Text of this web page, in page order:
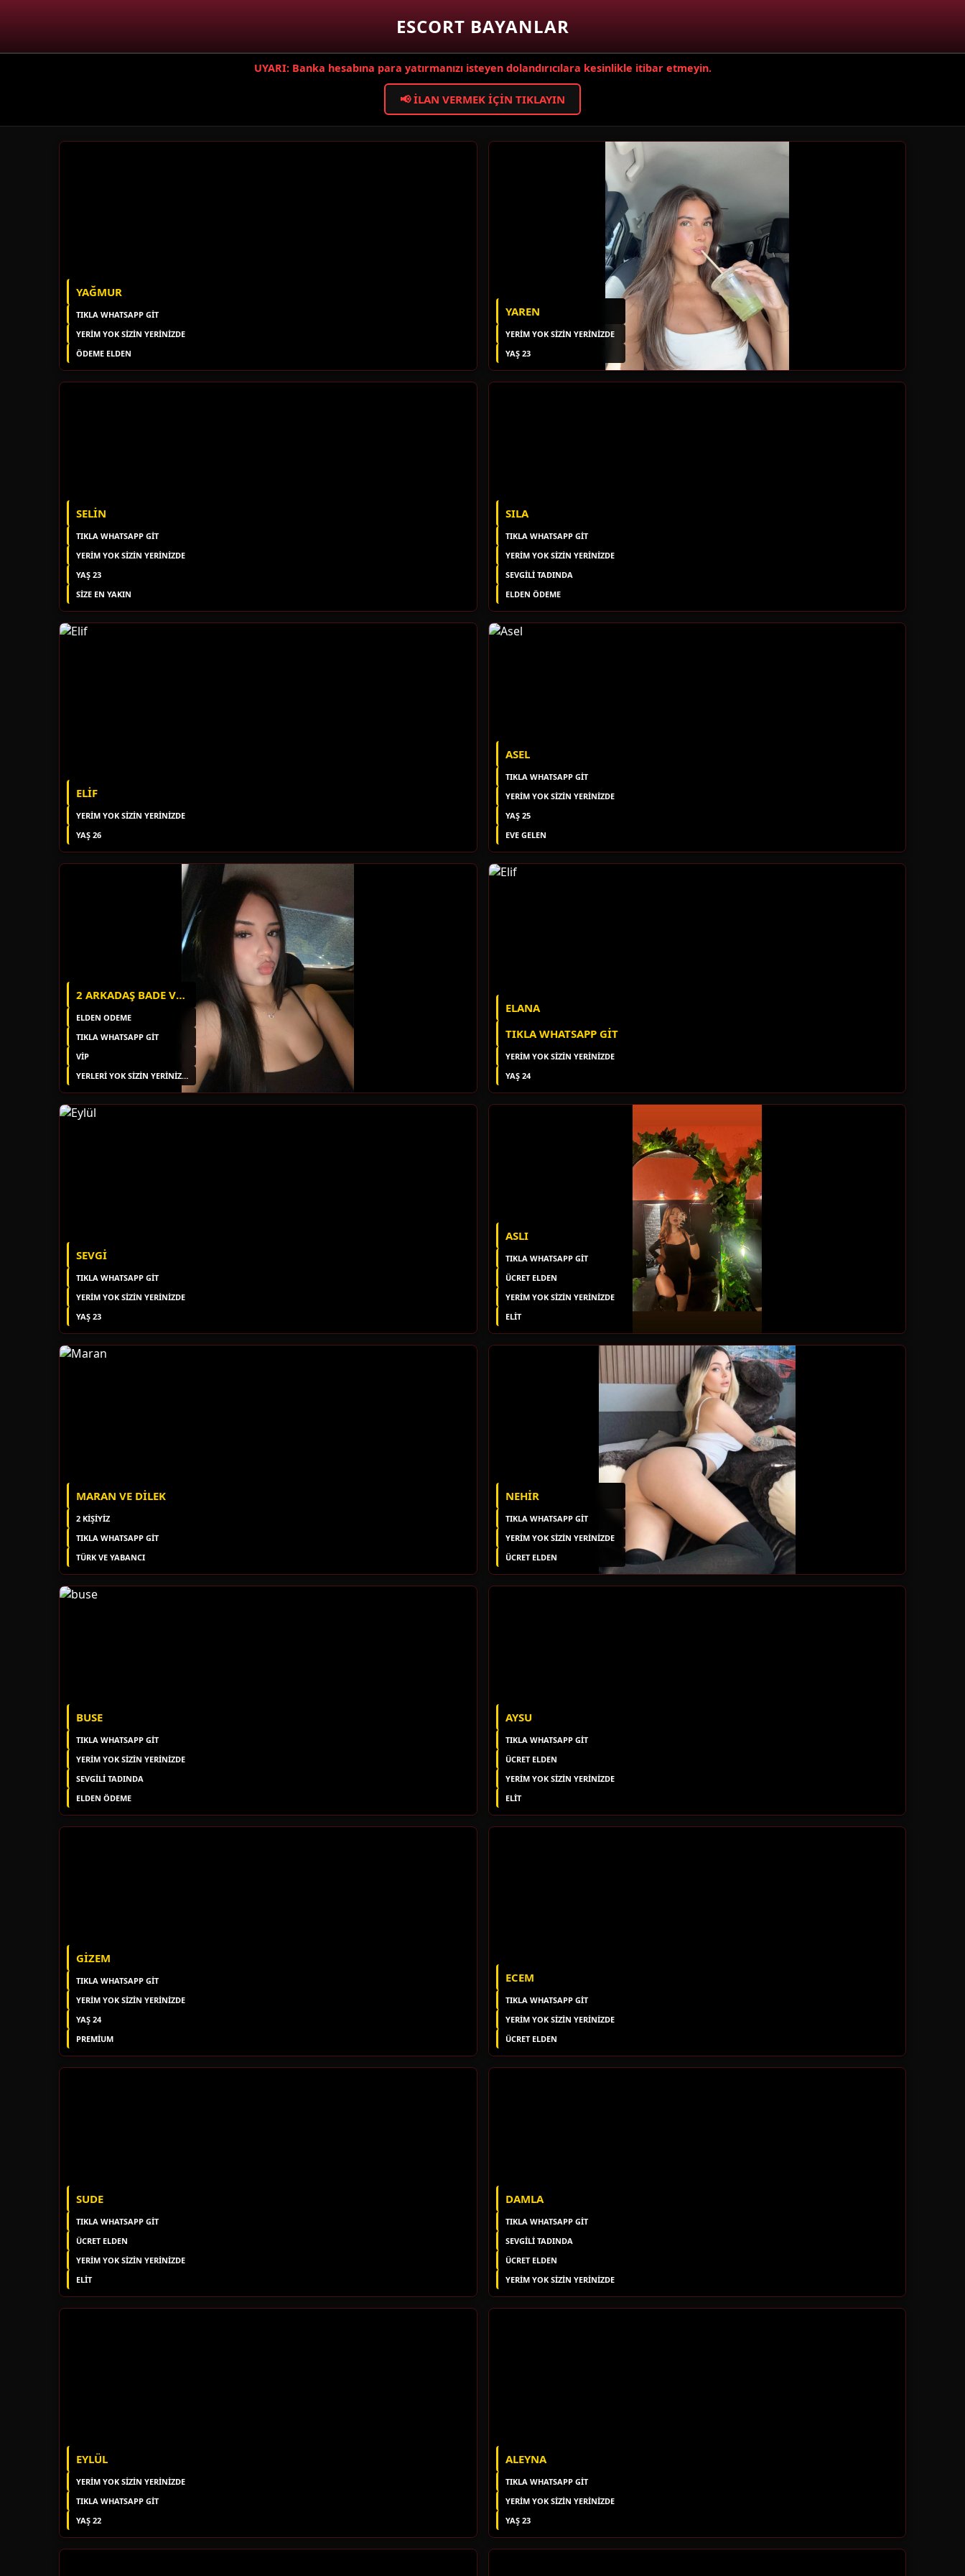
ESCORT BAYANLAR
UYARI: Banka hesabına para yatırmanızı isteyen dolandırıcılara kesinlikle itibar etmeyin.
📢 İLAN VERMEK İÇIN TIKLAYIN
YAĞMUR
TIKLA WHATSAPP GİT
YERIM YOK SIZIN YERINIZDE
ÖDEME ELDEN
YAREN
YERIM YOK SIZIN YERINIZDE
YAŞ 23
SELIN
TIKLA WHATSAPP GİT
YERIM YOK SIZIN YERINIZDE
YAŞ 23
SIZE EN YAKIN
SILA
TIKLA WHATSAPP GİT
YERIM YOK SIZIN YERINIZDE
SEVGİLİ TADINDA
ELDEN ÖDEME
ELIF
YERIM YOK SIZIN YERINIZDE
YAŞ 26
ASEL
TIKLA WHATSAPP GİT
YERIM YOK SIZIN YERINIZDE
YAŞ 25
EVE GELEN
2 ARKADAŞ BADE VE SAMIRA
ELDEN ODEME
TIKLA WHATSAPP GİT
VİP
YERLERI YOK SIZIN YERINIZDE
ELANA
TIKLA WHATSAPP GIT
YERIM YOK SIZIN YERINIZDE
YAŞ 24
SEVGI
TIKLA WHATSAPP GİT
YERIM YOK SIZIN YERINIZDE
YAŞ 23
ASLI
TIKLA WHATSAPP GİT
ÜCRET ELDEN
YERIM YOK SIZIN YERINIZDE
ELIT
MARAN VE DILEK
2 KIŞIYIZ
TIKLA WHATSAPP GİT
TÜRK VE YABANCI
NEHIR
TIKLA WHATSAPP GİT
YERIM YOK SIZIN YERINIZDE
ÜCRET ELDEN
BUSE
TIKLA WHATSAPP GİT
YERIM YOK SIZIN YERINIZDE
SEVGİLİ TADINDA
ELDEN ÖDEME
AYSU
TIKLA WHATSAPP GİT
ÜCRET ELDEN
YERIM YOK SIZIN YERINIZDE
ELIT
GIZEM
TIKLA WHATSAPP GİT
YERIM YOK SIZIN YERINIZDE
YAŞ 24
PREMIUM
ECEM
TIKLA WHATSAPP GİT
YERIM YOK SIZIN YERINIZDE
ÜCRET ELDEN
SUDE
TIKLA WHATSAPP GİT
ÜCRET ELDEN
YERIM YOK SIZIN YERINIZDE
ELIT
DAMLA
TIKLA WHATSAPP GİT
SEVGILI TADINDA
ÜCRET ELDEN
YERIM YOK SIZIN YERINIZDE
EYLÜL
YERIM YOK SIZIN YERINIZDE
TIKLA WHATSAPP GİT
YAŞ 22
ALEYNA
TIKLA WHATSAPP GİT
YERIM YOK SIZIN YERINIZDE
YAŞ 23